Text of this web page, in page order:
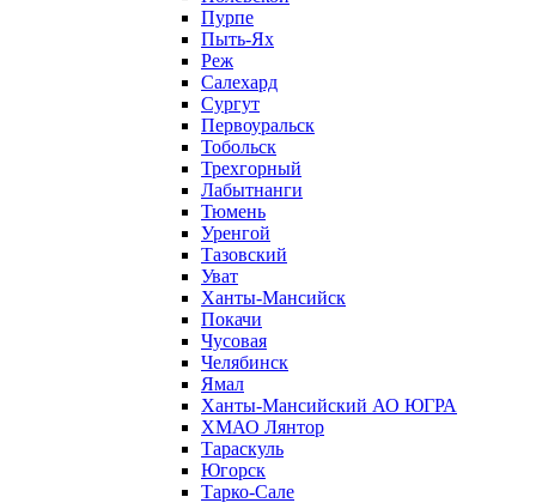
Пурпе
Пыть-Ях
Реж
Салехард
Сургут
Первоуральск
Тобольск
Трехгорный
Лабытнанги
Тюмень
Уренгой
Тазовский
Уват
Ханты-Мансийск
Покачи
Чусовая
Челябинск
Ямал
Ханты-Мансийский АО ЮГРА
ХМАО Лянтор
Тараскуль
Югорск
Тарко-Сале